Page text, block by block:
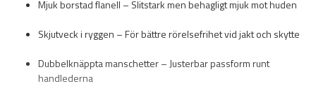
Mjuk borstad flanell – Slitstark men behagligt mjuk mot huden
Skjutveck i ryggen – För bättre rörelsefrihet vid jakt och skytte
Dubbelknäppta manschetter – Justerbar passform runt
handlederna